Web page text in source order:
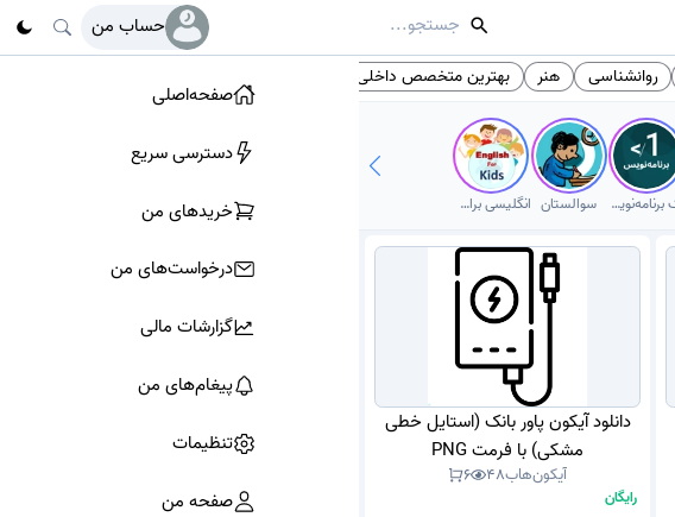
حساب من
روانشناسی هنر بهترین متخصص داخلی
یک برنامه‌نویس سوالستان انگلیسی برای کودکان
دانلود آیکون پاور بانک (استایل خطی
مشکی) با فرمت PNG
آیکون‌هاب48
6
رایگان
صفحه‌اصلی
دسترسی سریع
خرید‌های من
درخواست‌های من
گزارشات مالی
پیغام‌های من
تنظیمات
صفحه من